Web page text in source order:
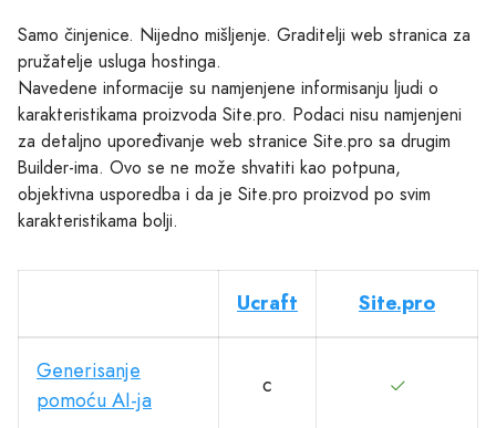
Samo činjenice. Nijedno mišljenje. Graditelji web stranica za
pružatelje usluga hostinga.
Navedene informacije su namjenjene informisanju ljudi o
karakteristikama proizvoda Site.pro. Podaci nisu namjenjeni
za detaljno upoređivanje web stranice Site.pro sa drugim
Builder-ima. Ovo se ne može shvatiti kao potpuna,
objektivna usporedba i da je Site.pro proizvod po svim
karakteristikama bolji.
Ucraft Site.pro
Generisanje
pomoću AI-ja
с